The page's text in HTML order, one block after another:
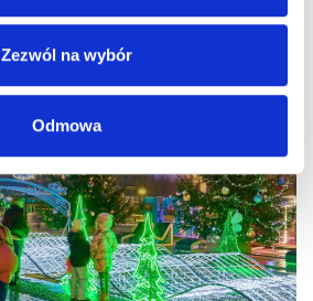
Zezwól na wybór
Odmowa